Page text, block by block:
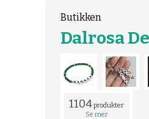
Butikken
Dalrosa
1104produkter
Se mer